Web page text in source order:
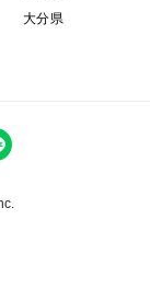
大分県